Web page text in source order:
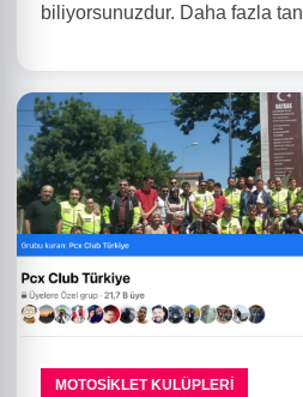
biliyorsunuzdur. Daha fazla
MOTOSIKLET KULÜPLERI